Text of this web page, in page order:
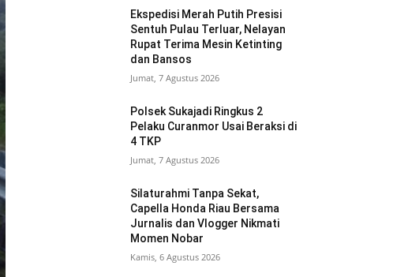
Ekspedisi Merah Putih Presisi
Sentuh Pulau Terluar, Nelayan
Rupat Terima Mesin Ketinting
dan Bansos
Jumat, 7 Agustus 2026
Polsek Sukajadi Ringkus 2
Pelaku Curanmor Usai Beraksi di
4 TKP
Jumat, 7 Agustus 2026
Silaturahmi Tanpa Sekat,
Capella Honda Riau Bersama
Jurnalis dan Vlogger Nikmati
Momen Nobar
Kamis, 6 Agustus 2026